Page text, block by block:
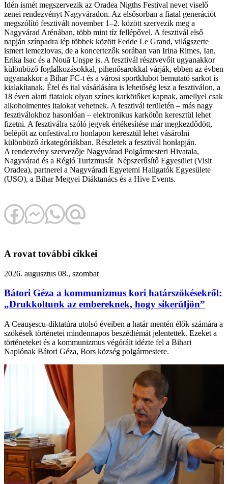
Idén ismét megszervezik az Oradea Nigths Festival nevet viselő
zenei rendezvényt Nagyváradon. Az elsősorban a fiatal generációt
megszólító fesztivált november 1–2. között szervezik meg a
Nagyvárad Arénában, több mint tíz fellépővel. A fesztivál első
napján színpadra lép többek között Fedde Le Grand, világszerte
ismert lemezlovas, de a koncertezők sorában van Irina Rimes, Ian,
Erika Isac és a Nouă Unșpe is. A fesztivál résztvevőit ugyanakkor
különböző foglalkozásokkal, pihenősarokkal várják, ebben az évben
ugyanakkor a Bihar FC-t és a városi sportklubot bemutató sarkot is
kialakítanak. Étel és ital vásárlására is lehetőség lesz a fesztiválon, a
18 éven alatti fiatalok olyan színes karkötőket kapnak, amellyel csak
alkoholmentes italokat vehetnek. A fesztivál területén – más nagy
fesztiválokhoz hasonlóan – elektronikus karkötőn keresztül lehet
fizetni. A fesztiválra szóló jegyek értékesítése már megkezdődött,
belépőt az onfestival.ro honlapon keresztül lehet vásárolni
különböző árkategóriákban. Részletek a fesztivál honlapján.
A rendezvény szervezője Nagyvárad Polgármesteri Hivatala,
Nagyvárad és a Régió Turizmusát Népszerűsítő Egyesület (Visit
Oradea), partnerei a Nagyváradi Egyetemi Hallgatók Egyesülete
(USO), a Bihar Megyei Diáktanács és a Hive Events.
A rovat további cikkei
2026. augusztus 08., szombat
Bátori Géza a kommunizmus kori határszökésekről:
„Drukkoltunk az embereknek, hogy sikerüljön”
A Ceaușescu-diktatúra utolsó éveiben a határ mentén élők számára a
szökések történetei mindennapos beszédtémát jelentettek. Ezeket a
történeteket és a kommunizmus végóráit idézte fel a Bihari
Naplónak Bátori Géza, Bors község polgármestere.